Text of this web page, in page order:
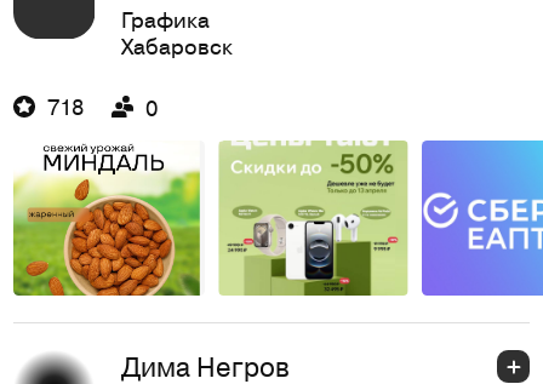
Графика
Хабаровск
718 0
Дима Негров